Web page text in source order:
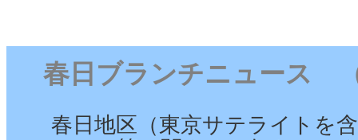
春日ブランチニュース （
春日地区（東京サテライトを